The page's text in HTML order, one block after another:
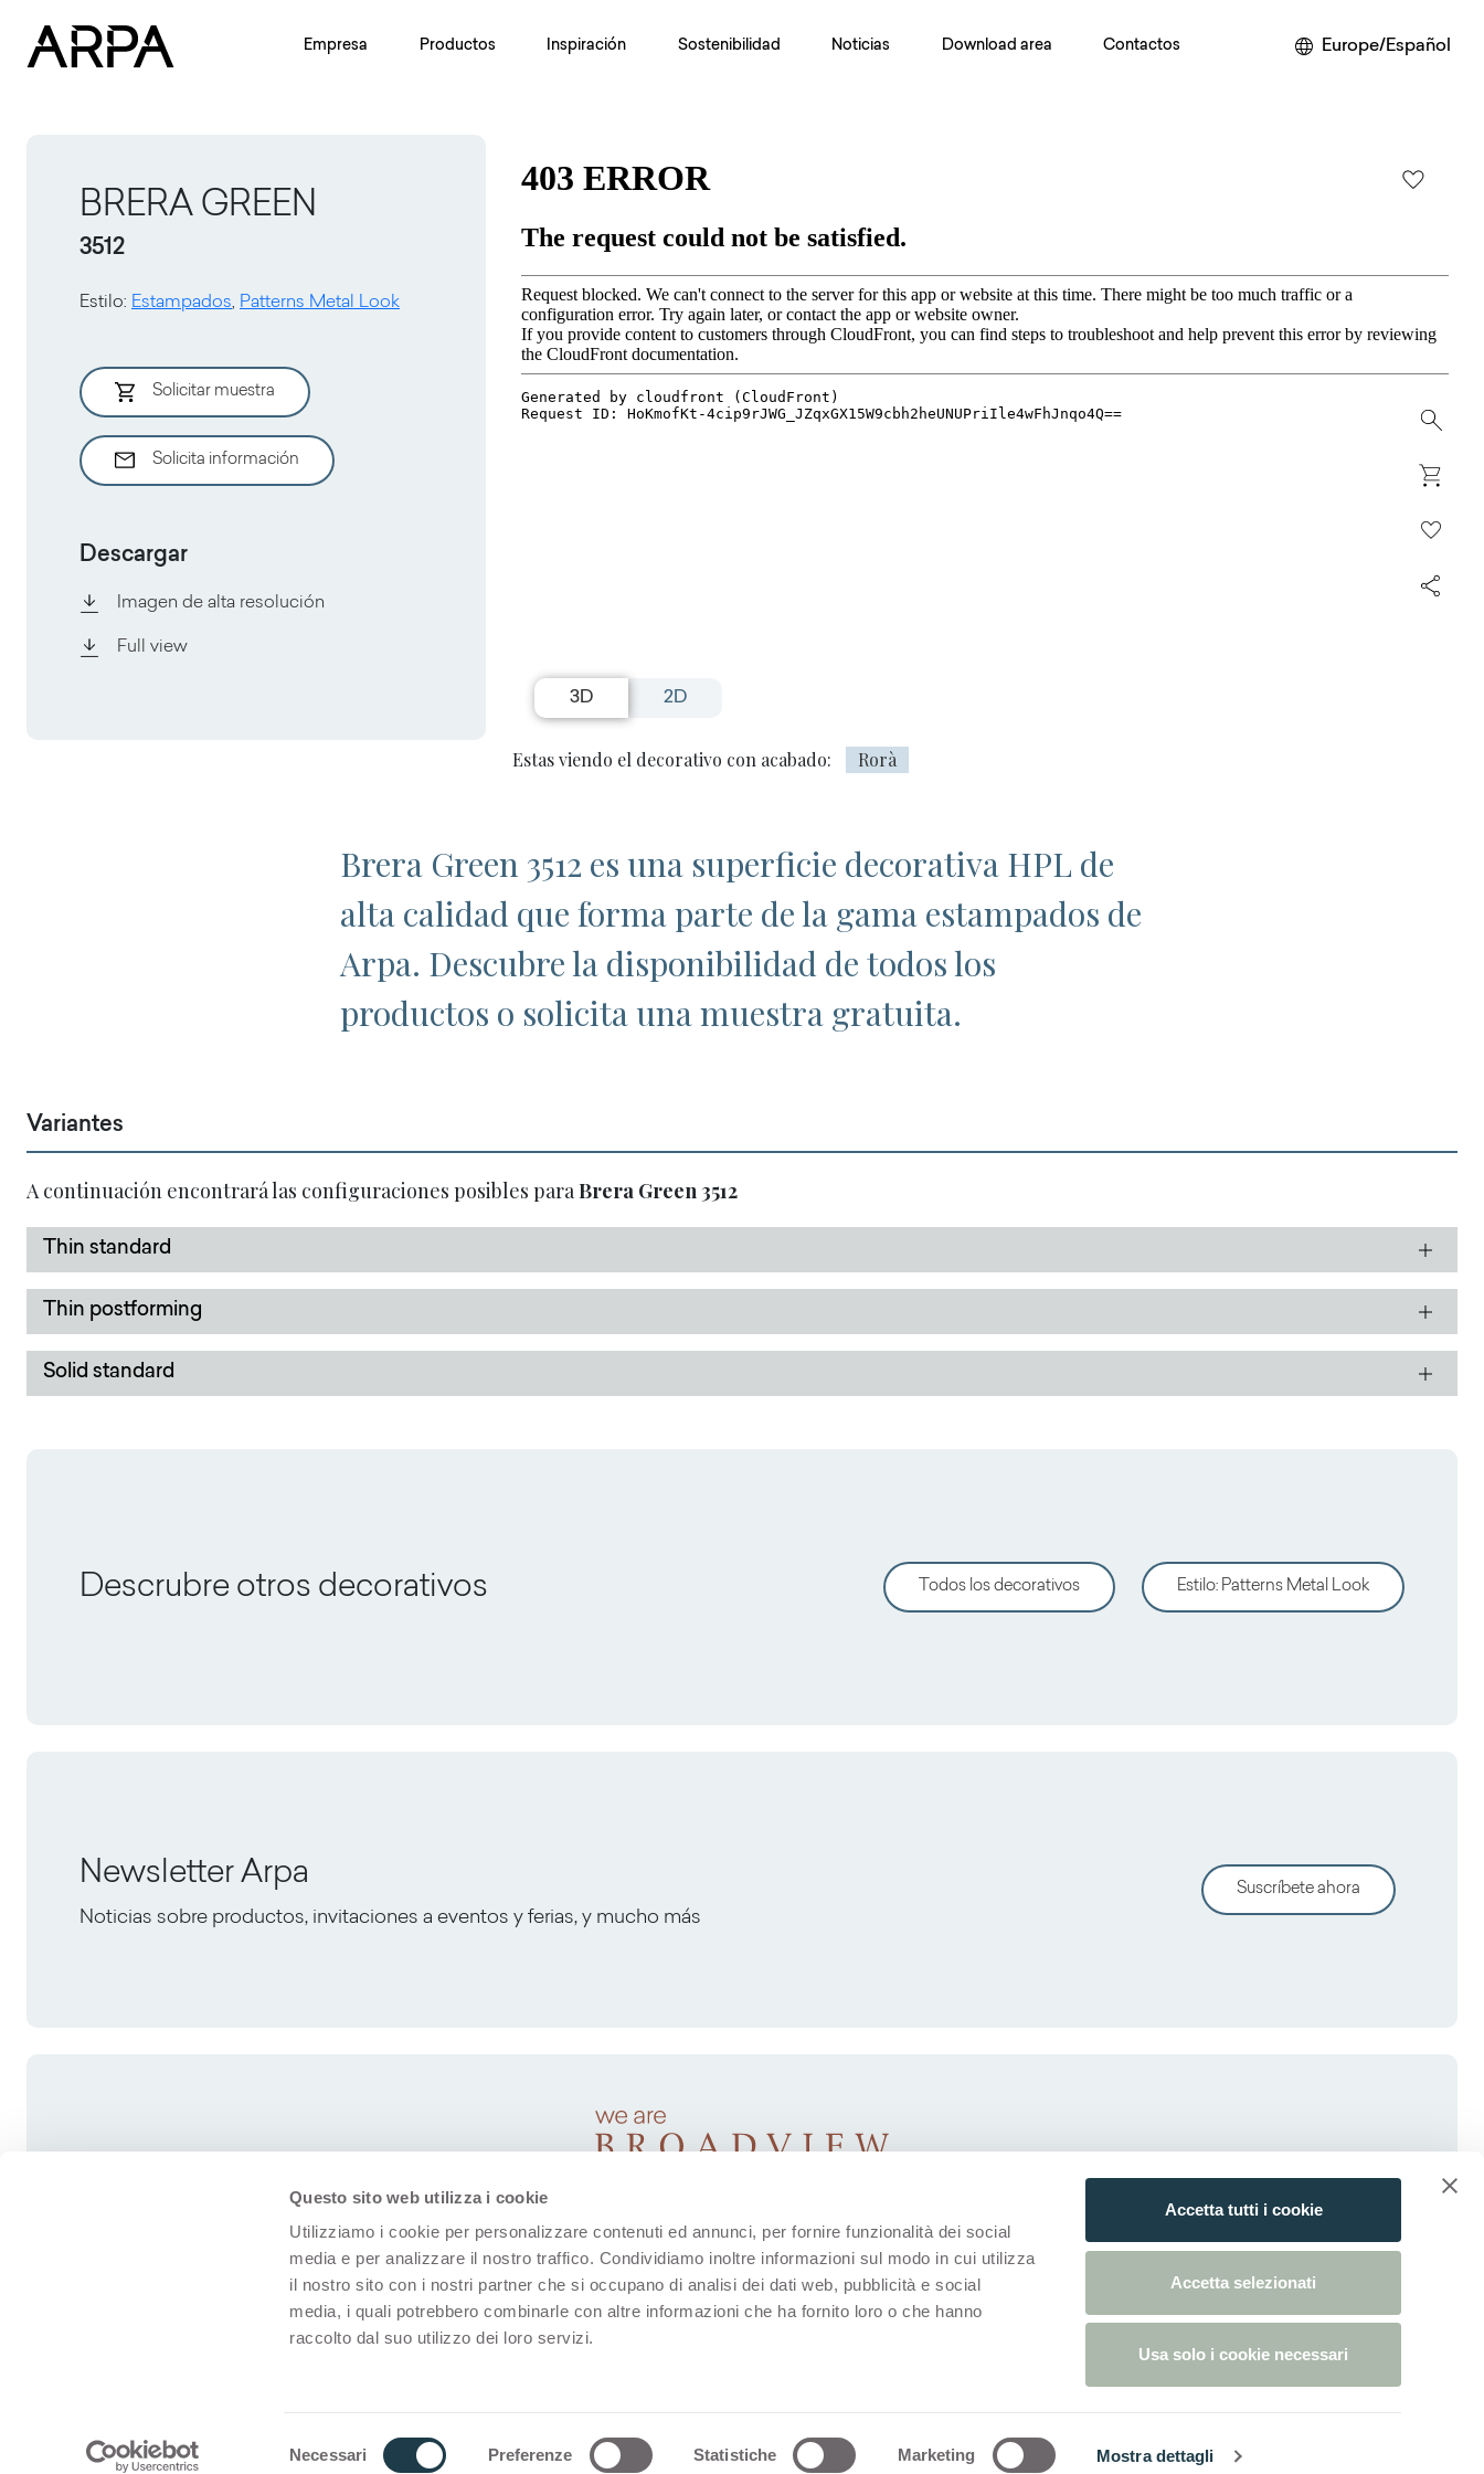
Questo sito web utilizza i cookie
Utilizziamo i cookie per personalizzare contenuti ed annunci, per fornire funzionalità dei social
media e per analizzare il nostro traffico. Condividiamo inoltre informazioni sul modo in cui utilizza
il nostro sito con i nostri partner che si occupano di analisi dei dati web, pubblicità e social
media, i quali potrebbero combinarle con altre informazioni che ha fornito loro o che hanno
raccolto dal suo utilizzo dei loro servizi.
Necessari Preferenze Statistiche Marketing Mostra dettagli
Accetta tutti i cookie
Accetta selezionati
Usa solo i cookie necessari
Empresa Productos Inspiración Sostenibilidad Noticias Download area Contactos Europe/Español
BRERA GREEN
3512
Estilo: Estampados, Patterns Metal Look
Solicitar muestra
Solicita información
Descargar
Imagen de alta resolución
Full view
3D 2D
Estas viendo el decorativo con acabado: Rorà
Brera Green 3512 es una superficie decorativa HPL de
alta calidad que forma parte de la gama estampados de
Arpa. Descubre la disponibilidad de todos los
productos o solicita una muestra gratuita.
Variantes
A continuación encontrará las configuraciones posibles para Brera Green 3512
Thin standard
Thin postforming
Solid standard
Descrubre otros decorativos Todos los decorativos Estilo: Patterns Metal Look
Newsletter Arpa
Noticias sobre productos, invitaciones a eventos y ferias, y mucho más
Suscríbete ahora
Términos De Uso Datos Corporativos Declaración De Privacidad Aviso Sobre Cookies
Whistleblowing
Web Design: Ars Media(Se Abre En Una Nueva Pestaña)